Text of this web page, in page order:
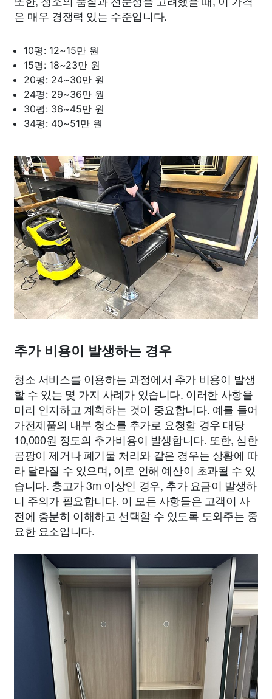
은 매우 경쟁력 있는 수준입니다.
10평: 12~15만 원
15평: 18~23만 원
20평: 24~30만 원
24평: 29~36만 원
30평: 36~45만 원
34평: 40~51만 원
추가 비용이 발생하는 경우
청소 서비스를 이용하는 과정에서 추가 비용이 발생
할 수 있는 몇 가지 사례가 있습니다. 이러한 사항을
미리 인지하고 계획하는 것이 중요합니다. 예를 들어
가전제품의 내부 청소를 추가로 요청할 경우 대당
10,000원 정도의 추가비용이 발생합니다. 또한, 심한
곰팡이 제거나 폐기물 처리와 같은 경우는 상황에 따
라 달라질 수 있으며, 이로 인해 예산이 초과될 수 있
습니다. 층고가 3m 이상인 경우, 추가 요금이 발생하
니 주의가 필요합니다. 이 모든 사항들은 고객이 사
전에 충분히 이해하고 선택할 수 있도록 도와주는 중
요한 요소입니다.